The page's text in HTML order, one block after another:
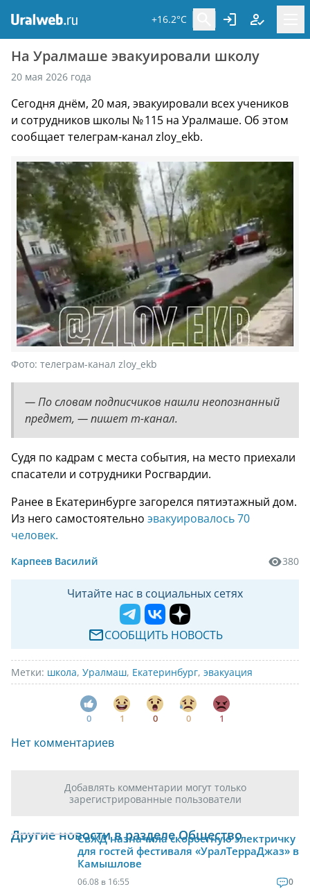
+16.2°C
На Уралмаше эвакуировали школу
20 мая 2026 года
Сегодня днём, 20 мая, эвакуировали всех учеников
и сотрудников школы № 115 на Уралмаше. Об этом
сообщает телеграм-канал zloy_ekb.
Фото: телеграм-канал zloy_ekb
— По словам подписчиков нашли неопознанный
предмет, — пишет т-канал.
Судя по кадрам с места события, на место приехали
спасатели и сотрудники Росгвардии.
Ранее в Екатеринбурге загорелся пятиэтажный дом.
Из него самостоятельно эвакуировалось 70
человек.
Карпеев Василий 380
Читайте нас в социальных сетях
СООБЩИТЬ НОВОСТЬ
Метки: школа, Уралмаш, Екатеринбург, эвакуация
0 1 0 0 1
Нет комментариев
Добавлять комментарии могут только
зарегистрированные пользователи
Другие новости в разделе Общество
СвЖД назначила скоростную электричку
для гостей фестиваля «УралТерраДжаз» в
Камышлове
06.08 в 16:55 0